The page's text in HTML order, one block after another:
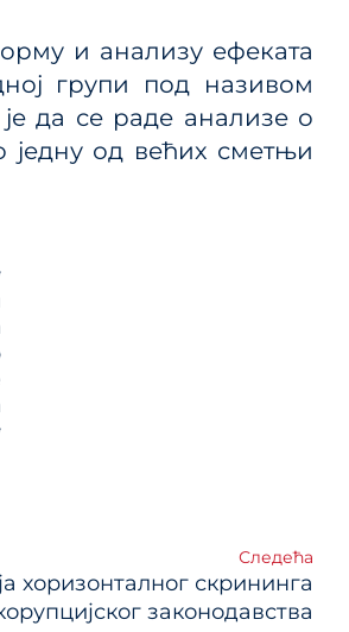
и анализу ефеката
групи под називом
да се раде анализе о
једну од већих сметњи
Следећа
хоризонталног скрининга
законодавства